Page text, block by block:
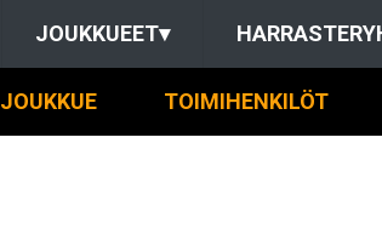
JOUKKUEET▾
JOUKKUE TOIMIHENKILÖT